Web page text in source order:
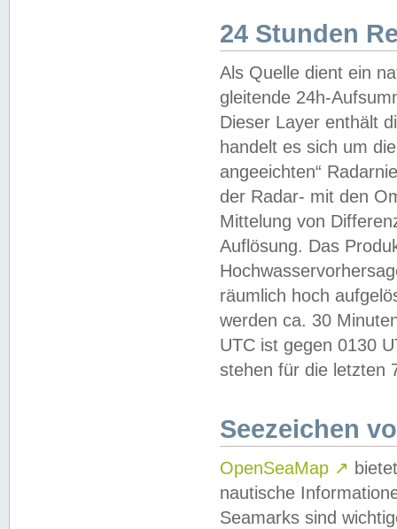
24 Stunden
Als Quelle dient ein
gleitende 24h-
Dieser Layer enthält
handelt es sich um
angeeichten“
der Radar- mit den
Mittelung von
Auflösung. Das
räumlich hoch
werden ca. 30
UTC ist gegen 0130
stehen für die letzten
Seezeichen
OpenSeaMap ↗
nautische
Seamarks sind